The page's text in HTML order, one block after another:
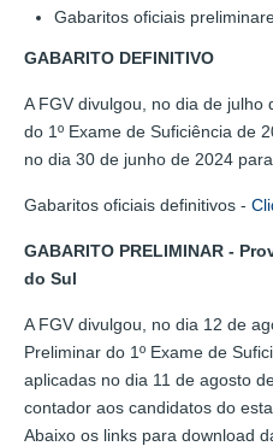
Gabaritos oficiais
GABARITO DEFINITIVO
A FGV divulgou, no dia de
do 1º Exame de Suficiência de
no dia 30 de junho de 2024
Gabaritos oficiais definitivos -
GABARITO PRELIMINAR -
do Sul
A FGV divulgou, no dia 12 de
Preliminar do 1º Exame de
aplicadas no dia 11 de agosto
contador aos candidatos do
Abaixo os links para download